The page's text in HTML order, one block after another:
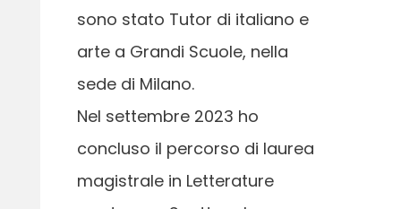
sono stato Tutor di italiano e
arte a Grandi Scuole, nella
sede di Milano.
Nel settembre 2023 ho
concluso il percorso di laurea
magistrale in Letterature